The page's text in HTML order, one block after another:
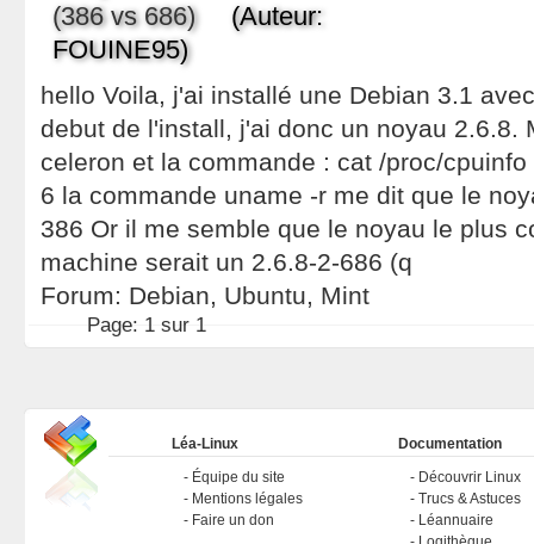
(386 vs 686)(Auteur:
FOUINE95)
hello Voila, j'ai installé une Debian 3.1
debut de l'install, j'ai donc un noyau 2.6.8.
celeron et la commande : cat /proc/
6 la commande uname -r me dit que le
386 Or il me semble que le noyau le plus
machine serait un 2.6.8-2-686 (q
Forum: Debian, Ubuntu, Mint
Page: 1 sur 1
Léa-Linux
Équipe du site
Mentions légales
Faire un don
Documentation
Découvrir Linux
Trucs & Astuces
Léannuaire